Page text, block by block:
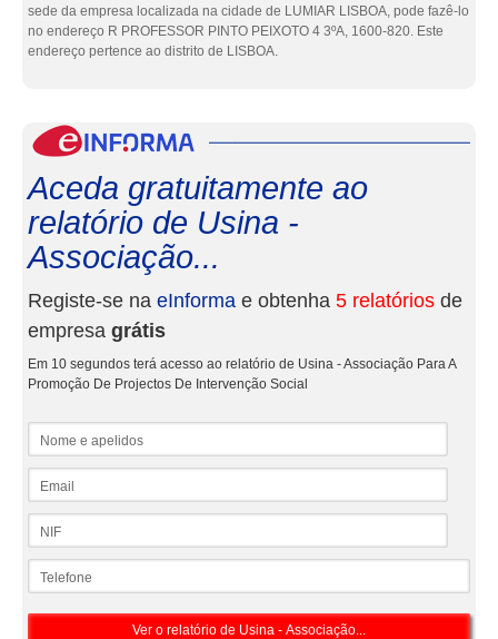
sede da empresa localizada na cidade de LUMIAR LISBOA, pode fazê-lo
no endereço R PROFESSOR PINTO PEIXOTO 4 3ºA, 1600-820. Este
endereço pertence ao distrito de LISBOA.
Aceda gratuitamente ao
relatório de Usina -
Associação...
Registe-se na eInforma e obtenha 5 relatórios de
empresa grátis
Em 10 segundos terá acesso ao relatório de Usina - Associação Para A
Promoção De Projectos De Intervenção Social